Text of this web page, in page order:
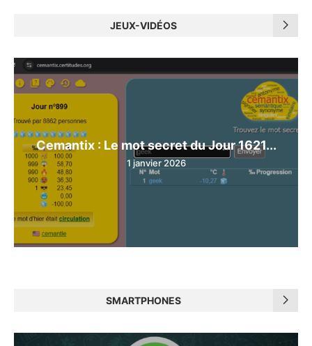
JEUX-VIDÉOS
Cemantix : Le mot secret du Jour 1621...
1 janvier 2026
SMARTPHONES